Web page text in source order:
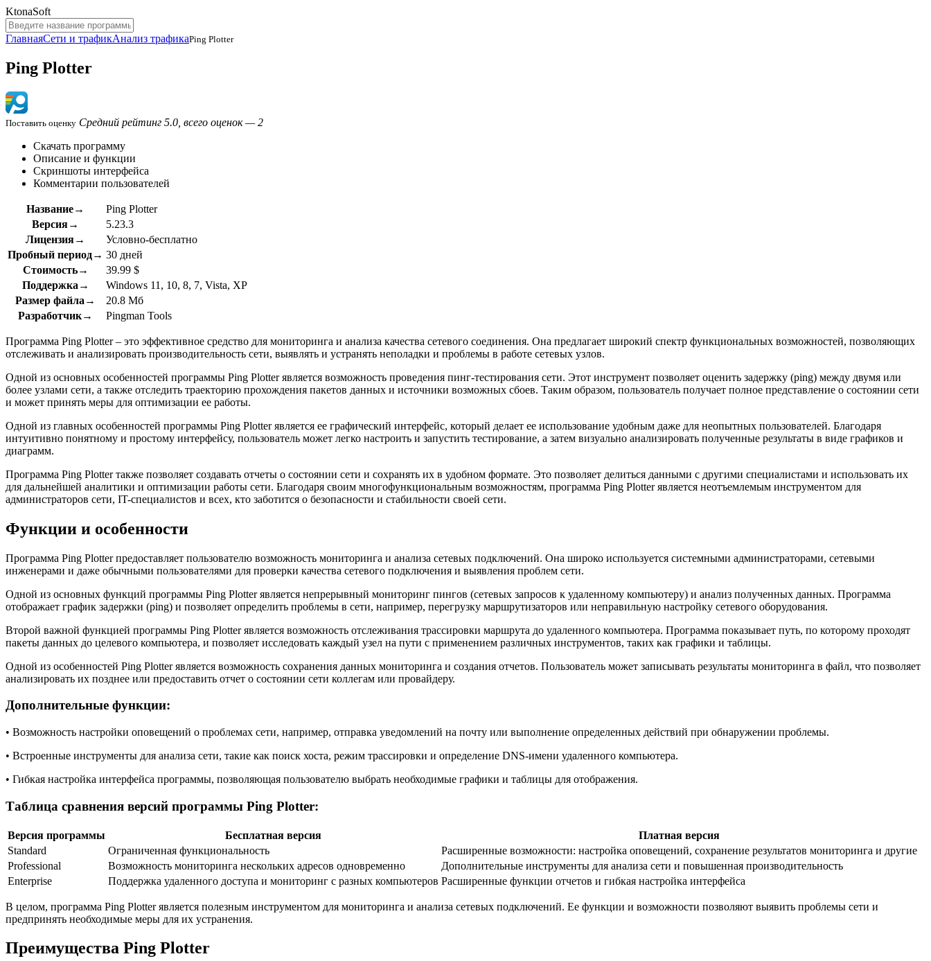
KtonaSoft
ГлавнаяСети и трафикАнализ трафикаPing Plotter
Ping Plotter
Поставить оценку Средний рейтинг 5.0, всего оценок — 2
Скачать программу
Описание и функции
Скриншоты интерфейса
Комментарии пользователей
Название→
Ping Plotter
Версия→
5.23.3
Лицензия→
Условно-бесплатно
Пробный период→ 30 дней
Стоимость→
39.99 $
Поддержка→
Windows 11, 10, 8, 7, Vista, XP
Размер файла→
20.8 Мб
Разработчик→
Pingman Tools
Программа Ping Plotter – это эффективное средство для мониторинга и анализа качества сетевого соединения. Она предлагает широкий спектр функциональных возможностей, позволяющих
отслеживать и анализировать производительность сети, выявлять и устранять неполадки и проблемы в работе сетевых узлов.
Одной из основных особенностей программы Ping Plotter является возможность проведения пинг-тестирования сети. Этот инструмент позволяет оценить задержку (ping) между двумя или
более узлами сети, а также отследить траекторию прохождения пакетов данных и источники возможных сбоев. Таким образом, пользователь получает полное представление о состоянии сети
и может принять меры для оптимизации ее работы.
Одной из главных особенностей программы Ping Plotter является ее графический интерфейс, который делает ее использование удобным даже для неопытных пользователей. Благодаря
интуитивно понятному и простому интерфейсу, пользователь может легко настроить и запустить тестирование, а затем визуально анализировать полученные результаты в виде графиков и
диаграмм.
Программа Ping Plotter также позволяет создавать отчеты о состоянии сети и сохранять их в удобном формате. Это позволяет делиться данными с другими специалистами и использовать их
для дальнейшей аналитики и оптимизации работы сети. Благодаря своим многофункциональным возможностям, программа Ping Plotter является неотъемлемым инструментом для
администраторов сети, IT-специалистов и всех, кто заботится о безопасности и стабильности своей сети.
Функции и особенности
Программа Ping Plotter предоставляет пользователю возможность мониторинга и анализа сетевых подключений. Она широко используется системными администраторами, сетевыми
инженерами и даже обычными пользователями для проверки качества сетевого подключения и выявления проблем сети.
Одной из основных функций программы Ping Plotter является непрерывный мониторинг пингов (сетевых запросов к удаленному компьютеру) и анализ полученных данных. Программа
отображает график задержки (ping) и позволяет определить проблемы в сети, например, перегрузку маршрутизаторов или неправильную настройку сетевого оборудования.
Второй важной функцией программы Ping Plotter является возможность отслеживания трассировки маршрута до удаленного компьютера. Программа показывает путь, по которому проходят
пакеты данных до целевого компьютера, и позволяет исследовать каждый узел на пути с применением различных инструментов, таких как графики и таблицы.
Одной из особенностей Ping Plotter является возможность сохранения данных мониторинга и создания отчетов. Пользователь может записывать результаты мониторинга в файл, что позволяет
анализировать их позднее или предоставить отчет о состоянии сети коллегам или провайдеру.
Дополнительные функции:
• Возможность настройки оповещений о проблемах сети, например, отправка уведомлений на почту или выполнение определенных действий при обнаружении проблемы.
• Встроенные инструменты для анализа сети, такие как поиск хоста, режим трассировки и определение DNS-имени удаленного компьютера.
• Гибкая настройка интерфейса программы, позволяющая пользователю выбрать необходимые графики и таблицы для отображения.
Таблица сравнения версий программы Ping Plotter:
Версия программы Бесплатная версия
Платная версия
Standard
Ограниченная функциональность
Расширенные возможности: настройка оповещений, сохранение результатов мониторинга и другие
Professional
Возможность мониторинга нескольких адресов одновременно
Дополнительные инструменты для анализа сети и повышенная производительность
Enterprise
Поддержка удаленного доступа и мониторинг с разных компьютеров Расширенные функции отчетов и гибкая настройка интерфейса
В целом, программа Ping Plotter является полезным инструментом для мониторинга и анализа сетевых подключений. Ее функции и возможности позволяют выявить проблемы сети и
предпринять необходимые меры для их устранения.
Преимущества Ping Plotter